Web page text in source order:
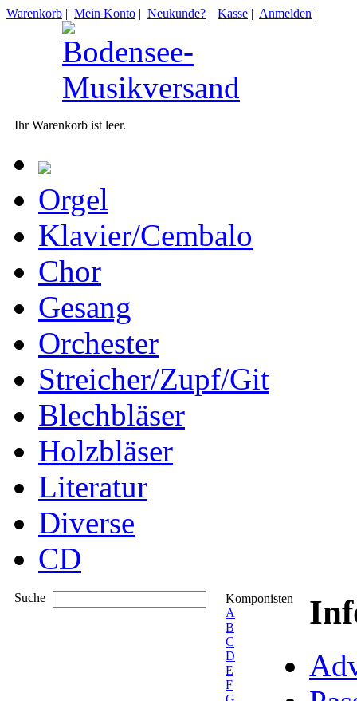
Warenkorb | Mein Konto | Neukunde? | Kasse | Anmelden |
Ihr Warenkorb ist leer.
Orgel
Klavier/Cembalo
Chor
Gesang
Orchester
Streicher/Zupf/Git
Blechbläser
Holzbläser
Literatur
Diverse
CD
Suche
Komponisten
A
B
C
D
E
F